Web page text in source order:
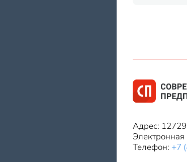
Адрес:
Электронная
Телефон: +7